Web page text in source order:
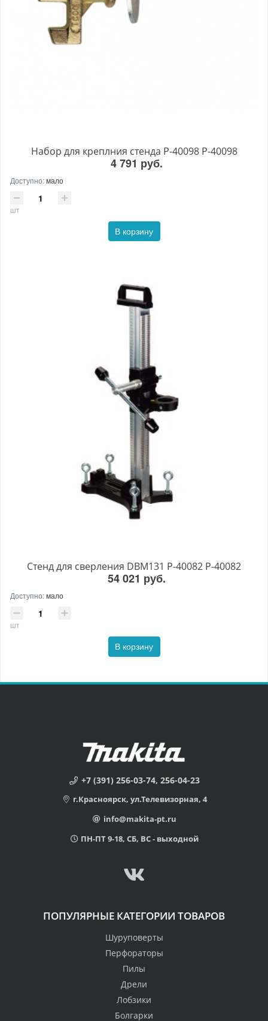
Набор для креплния стенда P-40098 P-40098
4 791 руб.
Доступно:мало
шт
В корзину
Стенд для сверления DBM131 P-40082 P-40082
54 021 руб.
Доступно:мало
шт
В корзину
+7 (391) 256-03-74, 256-04-23
г.Красноярск, ул.Телевизорная, 4
info@makita-pt.ru
ПН-ПТ 9-18, СБ, ВС - выходной
ПОПУЛЯРНЫЕ КАТЕГОРИИ ТОВАРОВ
Шуруповерты
Перфораторы
Пилы
Дрели
Лобзики
Болгарки